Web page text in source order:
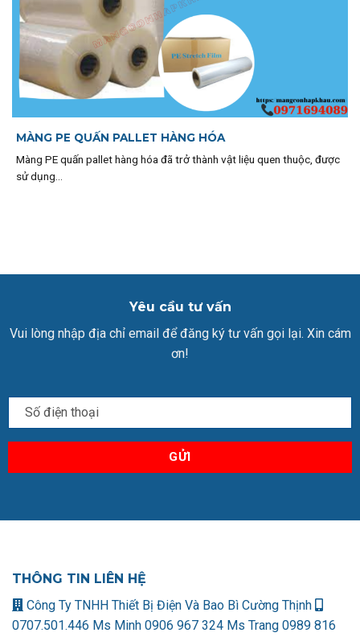
MÀNG PE QUẤN PALLET HÀNG HÓA
Màng PE quấn pallet hàng hóa đã trở thành vật liệu quen thuộc, được
sử dụng...
Yêu cầu tư vấn
Vui lòng nhập địa chỉ email để đăng ký tư vấn gọi lại. Xin cám
ơn!
THÔNG TIN LIÊN HỆ
Công Ty TNHH Thiết Bị Điện Và Bao Bì Cường Thịnh
0707.501.446 Ms Minh 0906 967 324 Ms Trang 0989 816